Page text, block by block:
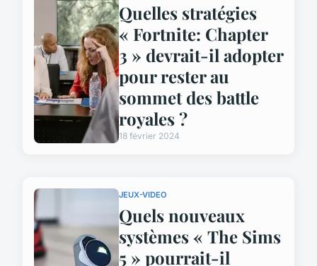
Quelles stratégies
« Fortnite: Chapter
3 » devrait-il adopter
pour rester au
sommet des battle
royales ?
18 février 2024
JEUX-VIDEO
Quels nouveaux
systèmes « The Sims
5 » pourrait-il